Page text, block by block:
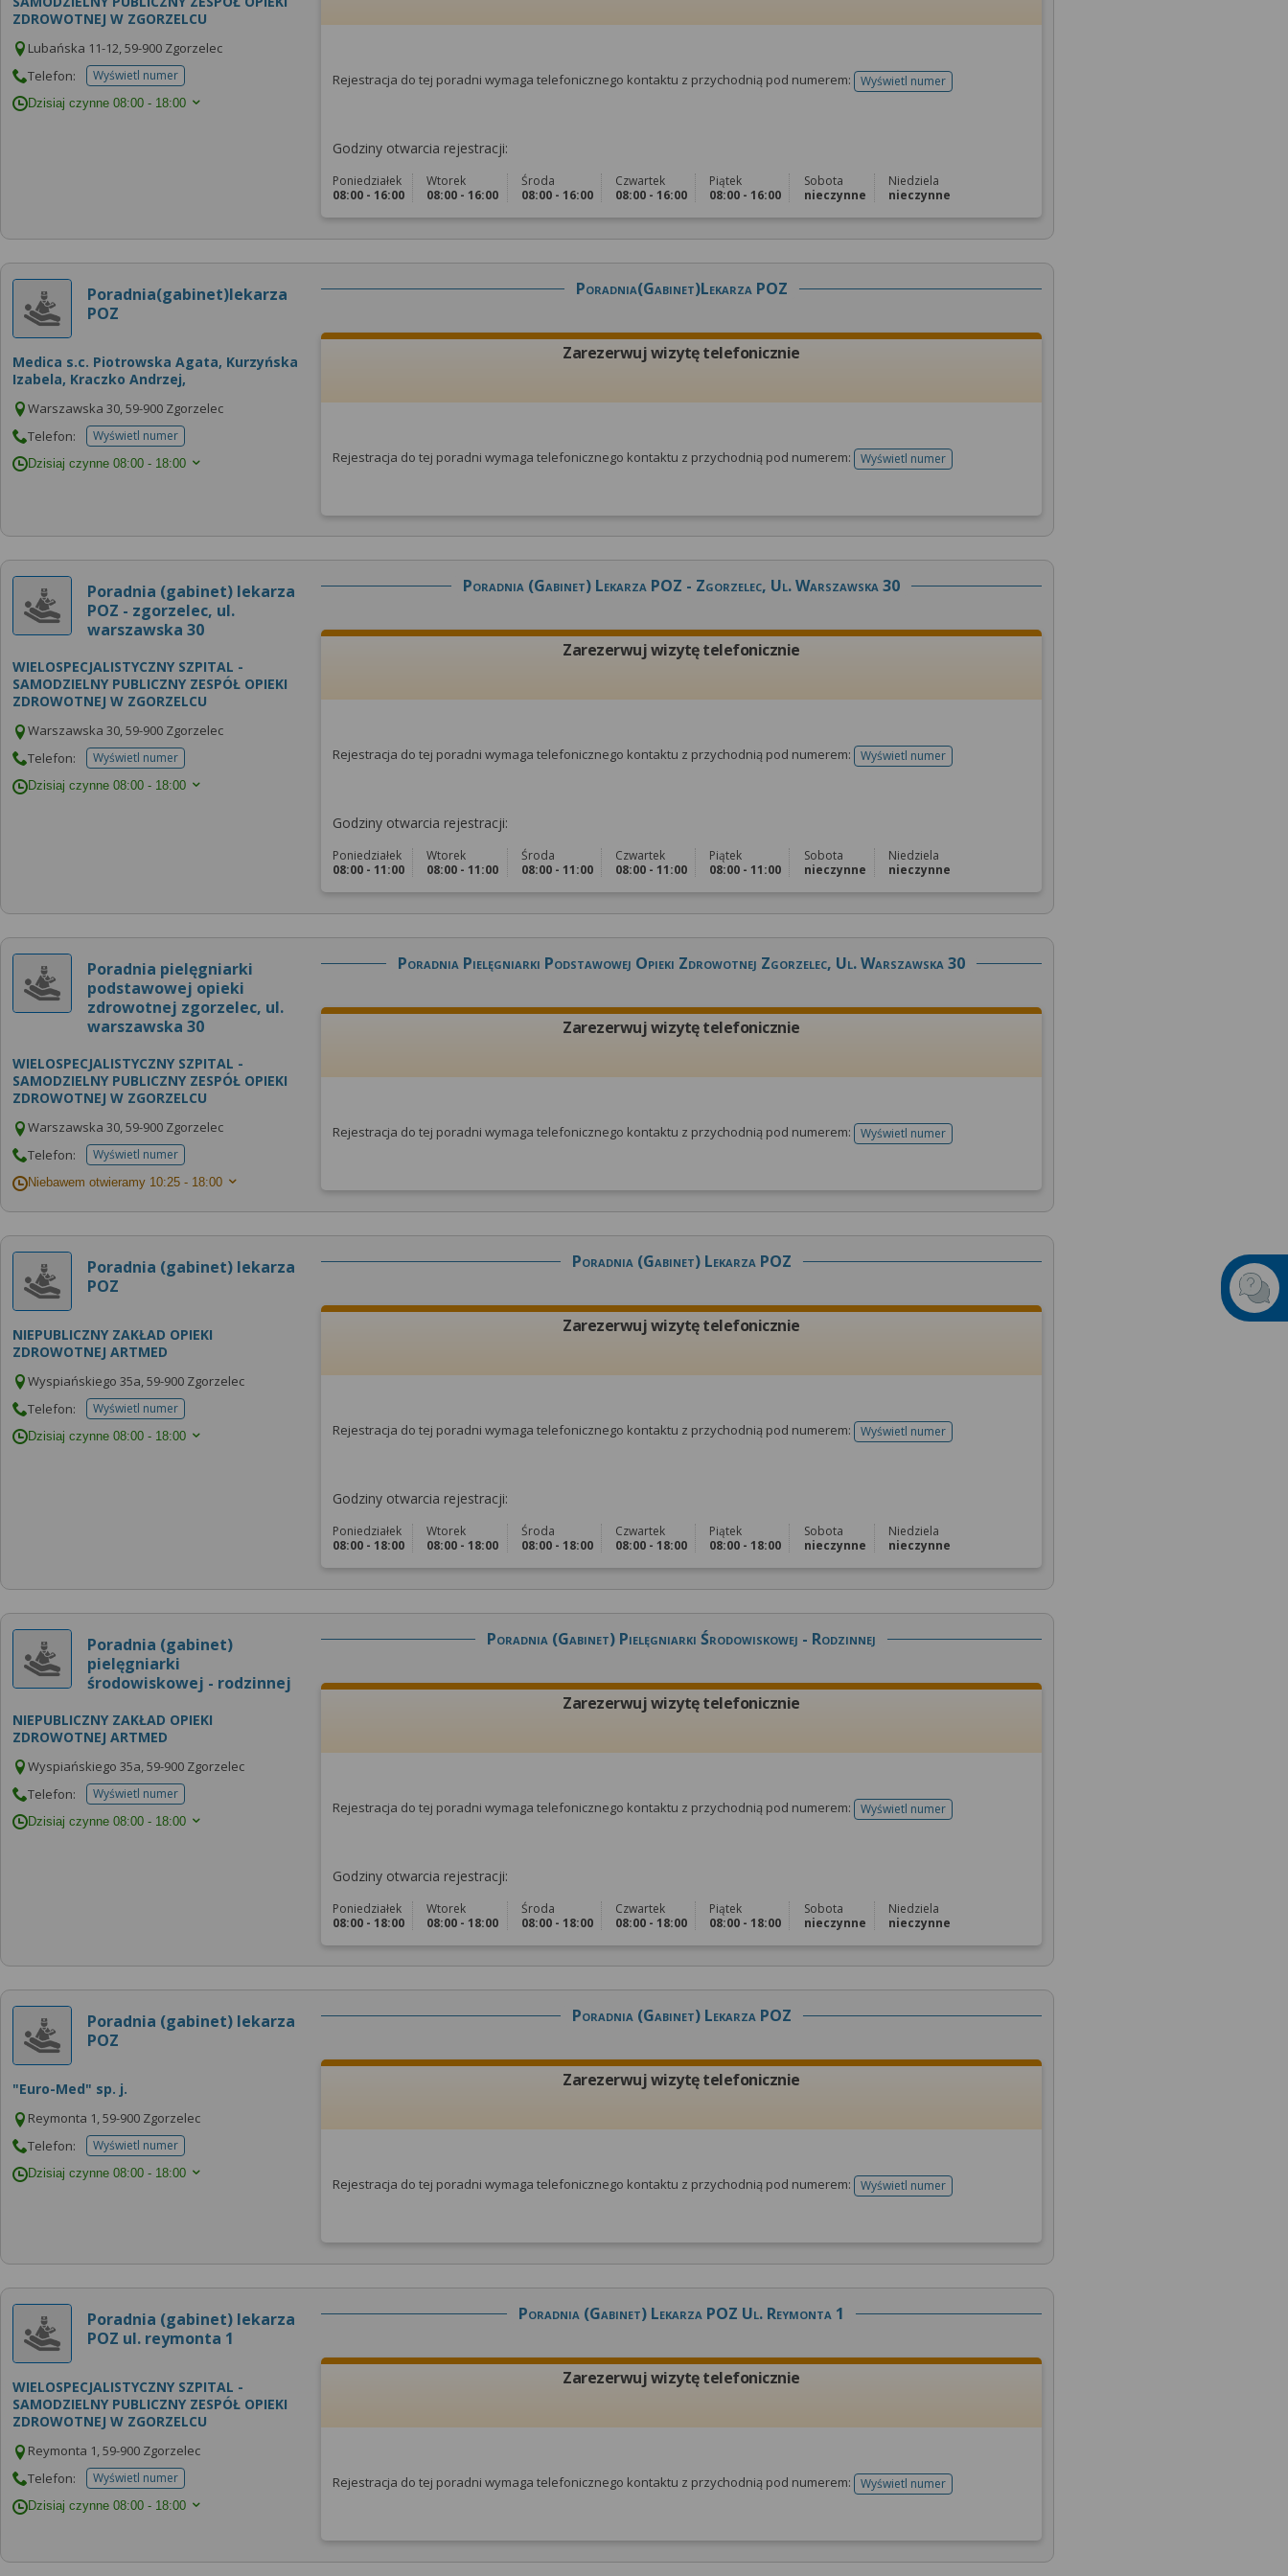
ZDROWOTNEJ W ZGORZELCU
Lubańska 11-12, 59-900 Zgorzelec
Telefon:
Wyświetl numertelefonu do placowki
Dzisiaj czynne 08:00 - 18:00
Rejestracja do tej poradni wymaga telefonicznego kontaktu z przychodnią pod numerem: Wyświetl numertelefonu do rejestracji
Godziny otwarcia rejestracji:
Poniedziałek
08:00 - 16:00
Wtorek
08:00 - 16:00
Środa
08:00 - 16:00
Czwartek
08:00 - 16:00
Piątek
08:00 - 16:00
Sobota
nieczynne
Niedziela
nieczynne
Poradnia(gabinet)lekarza
POZ
Medica s.c. Piotrowska Agata, Kurzyńska
Izabela, Kraczko Andrzej,
Warszawska 30, 59-900 Zgorzelec
Telefon:
Wyświetl numertelefonu do placowki
Dzisiaj czynne 08:00 - 18:00
Poradnia(gabinet)lekarza POZ
Zarezerwuj wizytę telefonicznie
Rejestracja do tej poradni wymaga telefonicznego kontaktu z przychodnią pod numerem: Wyświetl numertelefonu do rejestracji
Poradnia (gabinet) lekarza
POZ - zgorzelec, ul.
warszawska 30
WIELOSPECJALISTYCZNY SZPITAL -
SAMODZIELNY PUBLICZNY ZESPÓŁ OPIEKI
ZDROWOTNEJ W ZGORZELCU
Warszawska 30, 59-900 Zgorzelec
Telefon:
Wyświetl numertelefonu do placowki
Dzisiaj czynne 08:00 - 18:00
Poradnia (gabinet) Lekarza POZ - Zgorzelec, Ul. Warszawska 30
Zarezerwuj wizytę telefonicznie
Rejestracja do tej poradni wymaga telefonicznego kontaktu z przychodnią pod numerem: Wyświetl numertelefonu do rejestracji
Godziny otwarcia rejestracji:
Poniedziałek
08:00 - 11:00
Wtorek
08:00 - 11:00
Środa
08:00 - 11:00
Czwartek
08:00 - 11:00
Piątek
08:00 - 11:00
Sobota
nieczynne
Niedziela
nieczynne
Poradnia pielęgniarki
podstawowej opieki
zdrowotnej zgorzelec, ul.
warszawska 30
WIELOSPECJALISTYCZNY SZPITAL -
SAMODZIELNY PUBLICZNY ZESPÓŁ OPIEKI
ZDROWOTNEJ W ZGORZELCU
Warszawska 30, 59-900 Zgorzelec
Telefon:
Wyświetl numertelefonu do placowki
Niebawem otwieramy 10:25 - 18:00
Poradnia Pielęgniarki Podstawowej Opieki Zdrowotnej Zgorzelec, Ul. Warszawska 30
Zarezerwuj wizytę telefonicznie
Rejestracja do tej poradni wymaga telefonicznego kontaktu z przychodnią pod numerem: Wyświetl numertelefonu do rejestracji
Poradnia (gabinet) lekarza
POZ
NIEPUBLICZNY ZAKŁAD OPIEKI
ZDROWOTNEJ ARTMED
Wyspiańskiego 35a, 59-900 Zgorzelec
Telefon:
Wyświetl numertelefonu do placowki
Dzisiaj czynne 08:00 - 18:00
Poradnia (gabinet) Lekarza POZ
Zarezerwuj wizytę telefonicznie
Rejestracja do tej poradni wymaga telefonicznego kontaktu z przychodnią pod numerem: Wyświetl numertelefonu do rejestracji
Godziny otwarcia rejestracji:
Poniedziałek
08:00 - 18:00
Wtorek
08:00 - 18:00
Środa
08:00 - 18:00
Czwartek
08:00 - 18:00
Piątek
08:00 - 18:00
Sobota
nieczynne
Niedziela
nieczynne
Poradnia (gabinet)
pielęgniarki
środowiskowej - rodzinnej
NIEPUBLICZNY ZAKŁAD OPIEKI
ZDROWOTNEJ ARTMED
Wyspiańskiego 35a, 59-900 Zgorzelec
Telefon:
Wyświetl numertelefonu do placowki
Dzisiaj czynne 08:00 - 18:00
Poradnia (gabinet) Pielęgniarki Środowiskowej - Rodzinnej
Zarezerwuj wizytę telefonicznie
Rejestracja do tej poradni wymaga telefonicznego kontaktu z przychodnią pod numerem: Wyświetl numertelefonu do rejestracji
Godziny otwarcia rejestracji:
Poniedziałek
08:00 - 18:00
Wtorek
08:00 - 18:00
Środa
08:00 - 18:00
Czwartek
08:00 - 18:00
Piątek
08:00 - 18:00
Sobota
nieczynne
Niedziela
nieczynne
Poradnia (gabinet) lekarza
POZ
"Euro-Med" sp. j.
Reymonta 1, 59-900 Zgorzelec
Telefon:
Wyświetl numertelefonu do placowki
Dzisiaj czynne 08:00 - 18:00
Poradnia (gabinet) Lekarza POZ
Zarezerwuj wizytę telefonicznie
Rejestracja do tej poradni wymaga telefonicznego kontaktu z przychodnią pod numerem: Wyświetl numertelefonu do rejestracji
Poradnia (gabinet) lekarza
POZ ul. reymonta 1
WIELOSPECJALISTYCZNY SZPITAL -
SAMODZIELNY PUBLICZNY ZESPÓŁ OPIEKI
ZDROWOTNEJ W ZGORZELCU
Reymonta 1, 59-900 Zgorzelec
Telefon:
Wyświetl numertelefonu do placowki
Dzisiaj czynne 08:00 - 18:00
Poradnia (gabinet) Lekarza POZ Ul. Reymonta 1
Zarezerwuj wizytę telefonicznie
Rejestracja do tej poradni wymaga telefonicznego kontaktu z przychodnią pod numerem: Wyświetl numertelefonu do rejestracji